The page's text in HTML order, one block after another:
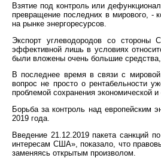
Взятие под контроль или
превращение последних в мирового, -
на рынке энергоресурсов.
Экспорт углеводородов со стороны
эффективной лишь в условиях
были вложены очень большие
В последнее время в связи с
вопрос не просто о рентабельности
проблемой сохранения экономической
Борьба за контроль над европейским
2019 года.
Введение 21.12.2019 пакета санкций
интересам США», показало, что
заменяясь открытым произволом.